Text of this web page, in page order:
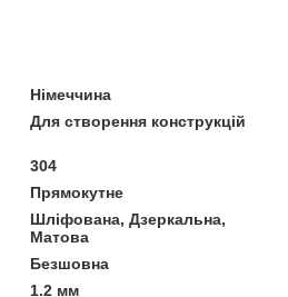
Німеччина
Для створення конструкцій
304
Прямокутне
Шліфована, Дзеркальна,
Матова
Безшовна
1.2 мм